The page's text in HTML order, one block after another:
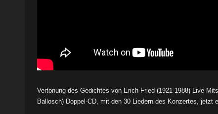
Vertonung des Gedichtes von Erich Fried (1921-1988) Live-
Ballosch) Doppel-CD, mit den 30 Liedern des Konzertes, jetzt